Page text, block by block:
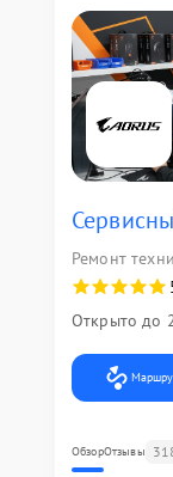
Ремонт
Открыто до
ОбзорОтзывы